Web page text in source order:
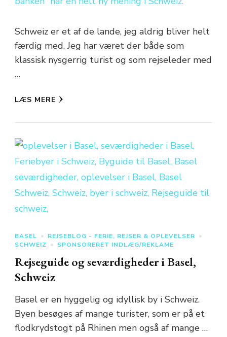
Schweiz er et af de lande, jeg aldrig bliver helt
færdig med. Jeg har været der både som
klassisk nysgerrig turist og som rejseleder med
…
LÆS MERE
BASEL
REJSEBLOG - FERIE, REJSER & OPLEVELSER
SCHWEIZ
SPONSORERET INDLÆG/REKLAME
Rejseguide og seværdigheder i Basel,
Schweiz
Basel er en hyggelig og idyllisk by i Schweiz.
Byen besøges af mange turister, som er på et
flodkrydstogt på Rhinen men også af mange …